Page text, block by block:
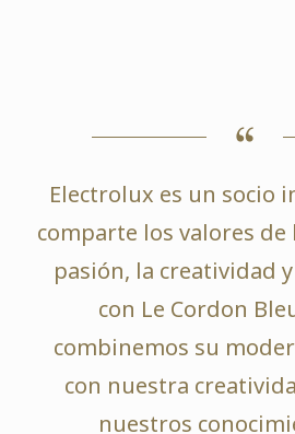
Electrolux es un socio
comparte los valores de
pasión, la creatividad
con Le Cordon
combinemos su
con nuestra
nuestros